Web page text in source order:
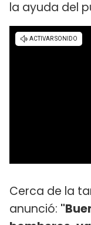
la ayuda del
Cerca de la
anunció: